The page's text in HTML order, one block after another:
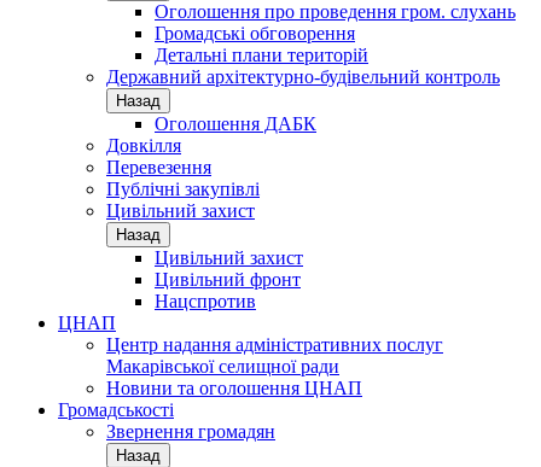
Оголошення про проведення гром. слухань
Громадські обговорення
Детальні плани територій
Державний архітектурно-будівельний контроль
Назад
Оголошення ДАБК
Довкілля
Перевезення
Публічні закупівлі
Цивільний захист
Назад
Цивільний захист
Цивільний фронт
Нацспротив
ЦНАП
Центр надання адміністративних послуг
Макарівської селищної ради
Новини та оголошення ЦНАП
Громадськості
Звернення громадян
Назад